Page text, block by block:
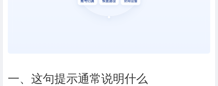
一、这句提示通常说明什么